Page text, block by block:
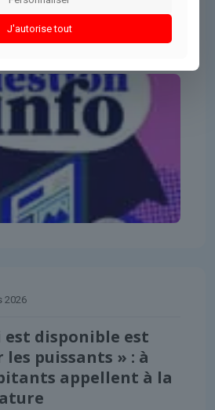
2026
est disponible est
les puissants » : à
appellent à la
J'autorise tout